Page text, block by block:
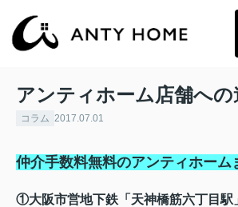
アンティホーム店舗への
コラム 2017.07.01
仲介手数料無料のアンティホーム
①大阪市営地下鉄「天神橋筋六丁目駅